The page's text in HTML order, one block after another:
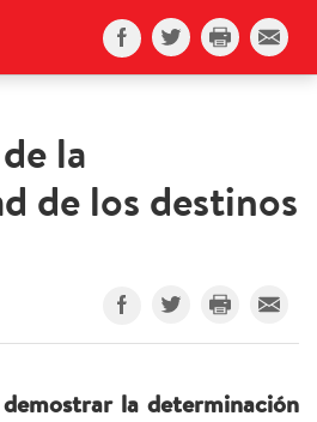
la
de los destinos
la determinación